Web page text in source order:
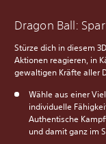
Dragon Ball:
Stürze dich in diesem
Aktionen reagieren, in
gewaltigen Kräfte aller
Wähle aus einer
individuelle
Authentische
und damit ganz im